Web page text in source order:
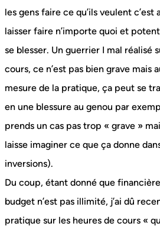
les gens faire ce qu’ils veulent c’est
laisser faire n’importe quoi et
se blesser. Un guerrier I mal réalisé
cours, ce n’est pas bien grave mais
mesure de la pratique, ça peut se
en une blessure au genou par
prends un cas pas trop « grave »
laisse imaginer ce que ça donne
inversions).
Du coup, étant donné que
budget n’est pas illimité, j’ai dû
pratique sur les heures de cours «